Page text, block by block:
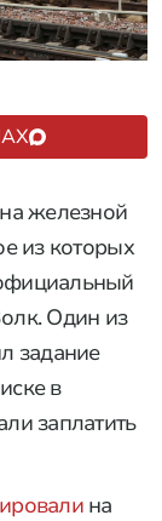
железной
из которых
Один из
задание
в
заплатить
на